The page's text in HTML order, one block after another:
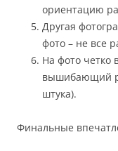
ориентацию
Другая
фото – не все
На фото четко
вышибающий
штука).
Финальные